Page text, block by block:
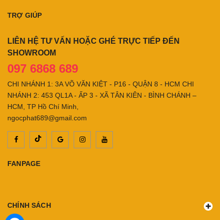
TRỢ GIÚP
LIÊN HỆ TƯ VẤN HOẶC GHÉ TRỰC TIẾP ĐẾN
SHOWROOM
097 6868 689
CHI NHÁNH 1: 3A VÕ VĂN KIỆT - P16 - QUẬN 8 - HCM CHI
NHÁNH 2: 453 QL1A - ẤP 3 - XÃ TÂN KIÊN - BÌNH CHÁNH –
HCM, TP Hồ Chí Minh,
ngocphat689@gmail.com
FANPAGE
CHÍNH SÁCH